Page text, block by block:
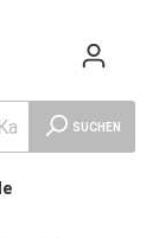
SUCHEN